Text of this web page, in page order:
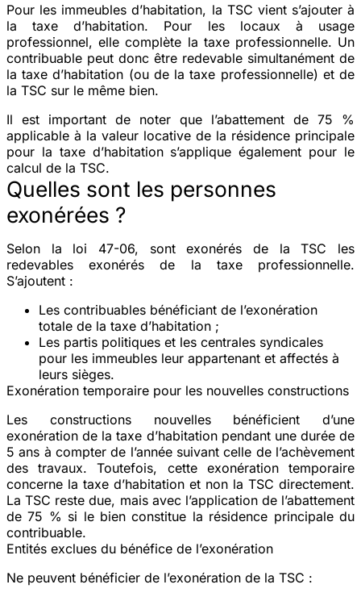
Pour les immeubles d’habitation, la TSC vient s’ajouter à
la taxe d’habitation. Pour les locaux à usage
professionnel, elle complète la taxe professionnelle. Un
contribuable peut donc être redevable simultanément de
la taxe d’habitation (ou de la taxe professionnelle) et de
la TSC sur le même bien.
Il est important de noter que l’abattement de 75 %
applicable à la valeur locative de la résidence principale
pour la taxe d’habitation s’applique également pour le
calcul de la TSC.
Quelles sont les personnes
exonérées ?
Selon la loi 47-06, sont exonérés de la TSC les
redevables exonérés de la taxe professionnelle.
S’ajoutent :
Les contribuables bénéficiant de l’exonération
totale de la taxe d’habitation ;
Les partis politiques et les centrales syndicales
pour les immeubles leur appartenant et affectés à
leurs sièges.
Exonération temporaire pour les nouvelles constructions
Les constructions nouvelles bénéficient d’une
exonération de la taxe d’habitation pendant une durée de
5 ans à compter de l’année suivant celle de l’achèvement
des travaux. Toutefois, cette exonération temporaire
concerne la taxe d’habitation et non la TSC directement.
La TSC reste due, mais avec l’application de l’abattement
de 75 % si le bien constitue la résidence principale du
contribuable.
Entités exclues du bénéfice de l’exonération
Ne peuvent bénéficier de l’exonération de la TSC :